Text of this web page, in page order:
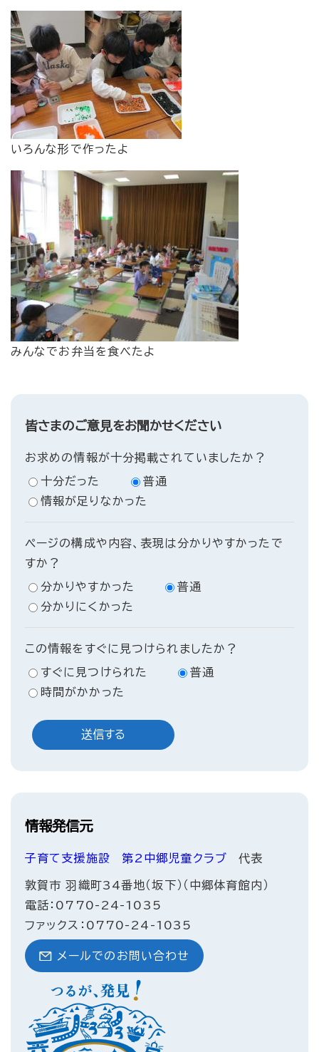
いろんな形で作ったよ
みんなでお弁当を食べたよ
皆さまのご意見をお聞かせください
お求めの情報が十分掲載されていましたか？
十分だった
普通
情報が足りなかった
ページの構成や内容、表現は分かりやすかったで
すか？
分かりやすかった
普通
分かりにくかった
この情報をすぐに見つけられましたか？
すぐに見つけられた
普通
時間がかかった
情報発信元
子育て支援施設 第2中郷児童クラブ 代表
敦賀市 羽織町34番地（坂下）（中郷体育館内）
電話：0770-24-1035
ファックス：0770-24-1035
メールでのお問い合わせ